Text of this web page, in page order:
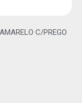
C/PREGO